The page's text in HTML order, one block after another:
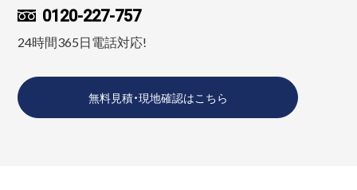
0120-227-757
24時間365日電話対応!
無料見積・現地確認はこちら